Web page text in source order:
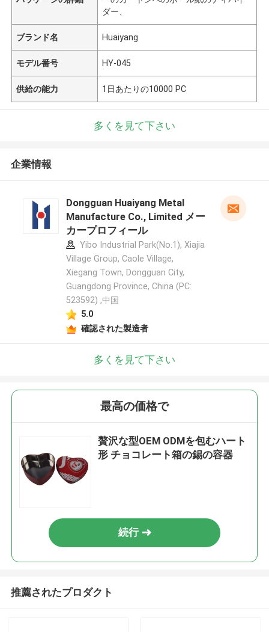
ダー、
ブランド名 Huaiyang
モデル番号 HY-045
供給の能力 1日あたりの10000 PC
多くを見て下さい
企業情報
Dongguan Huaiyang Metal
Manufacture Co., Limited メー
カープロフィール
Yibo Industrial Park(No.1), Xiajia
Village Group, Caole Village,
Xiegang Town, Dongguan City,
Guangdong Province, China (PC:
523592) ,中国
5.0
確認された製造者
多くを見て下さい
最高の価格で
贅沢な型OEM ODMを包むハート
形 チョコレート箱の錫の容器
続行
推薦されたプロダクト